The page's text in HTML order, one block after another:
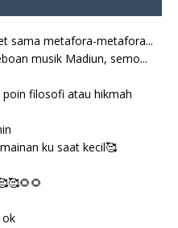
sama metafora-metafora...
musik Madiun, semo...
poin filosofi atau hikmah
ku saat kecil🥰
ok